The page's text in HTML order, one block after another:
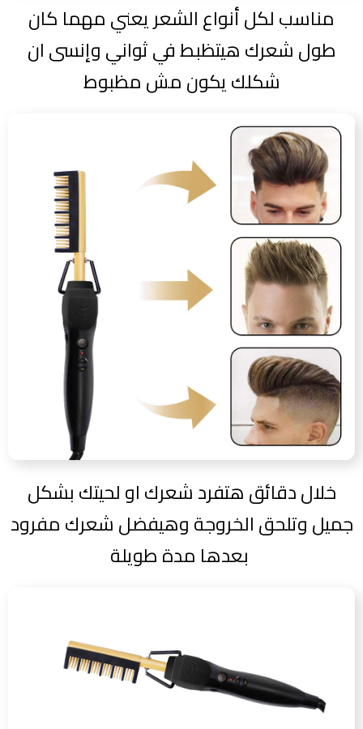
مناسب لكل أنواع الشعر يعني مهما كان
طول شعرك هيتظبط في ثواني وإنسى ان
شكلك يكون مش مظبوط
خلال دقائق هتفرد شعرك او لحيتك بشكل
جميل وتلحق الخروجة وهيفضل شعرك مفرود